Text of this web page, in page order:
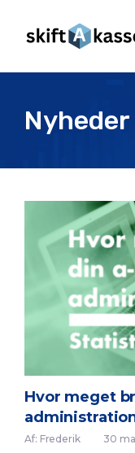
Nyheder
Hvor meget
Af: Frederik 30